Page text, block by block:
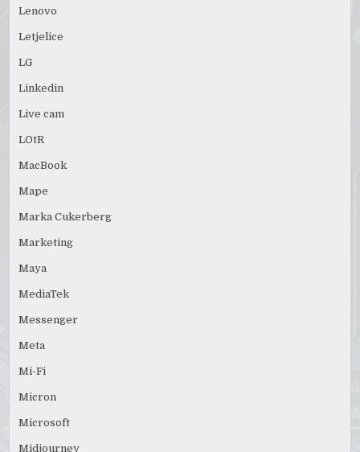
Lenovo
Letjelice
LG
Linkedin
Live cam
LOtR
MacBook
Mape
Marka Cukerberg
Marketing
Maya
MediaTek
Messenger
Meta
Mi-Fi
Micron
Microsoft
Midjourney